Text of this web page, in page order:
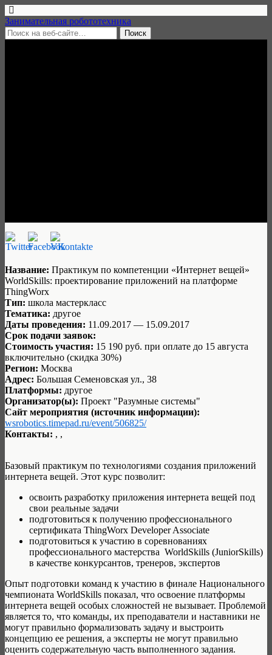
Занимательная робототехника
Название: Практикум по компетенции «Интернет вещей»
WorldSkills: проектирование приложений на платформе
ThingWorx
Тип: школа мастеркласс
Тематика: другое
Даты проведения: 11.09.2017 — 15.09.2017
Срок подачи заявок:
Стоимость участия: 15 190 руб. при оплате до 15 августа
включительно (скидка 30%)
Регион: Москва
Адрес: Большая Семеновская ул., 38
Платформы: другое
Организатор(ы): Проект "Разумные системы"
Сайт мероприятия (источник информации):
wsrobotics.timepad.ru/event/506825/
Контакты: , ,
Базовый практикум по технологиями создания приложений
интернета вещей. Этот курс позволит:
освоить разработку приложения интернета вещей под
свои реальные задачи
подготовиться к получению профессионального
сертификата ThingWorx Developer Associate
подготовиться к участию в соревнованиях
профессионального мастерства WorldSkills (JuniorSkills)
в качестве конкурсантов, тренеров, экспертов
Опыт подготовки команд к участию в финале Национального
чемпионата WorldSkills показал, что освоение платформы
интернета вещей особых сложностей не вызывает. Проблемой
является то, что команды, их преподаватели и наставники не
могут правильно формализовать задачу и выстроить
концепцию ее решения, а эксперты не могут правильно
оценить содержательную часть выполненного задания.